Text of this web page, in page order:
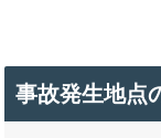
事故発生地点